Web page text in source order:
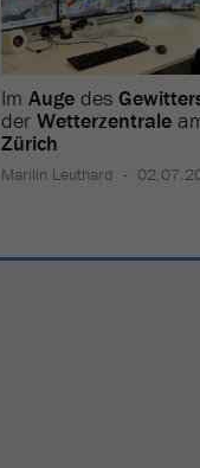
Im Auge des
der Wetterzentrale
Zürich
Marilin Leuthard